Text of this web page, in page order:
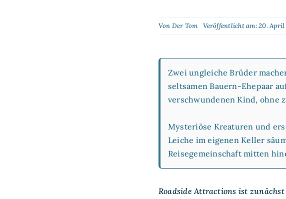
Von Der Tom Veröffentlicht am: 20. April
Zwei ungleiche Brüder
seltsamen Bauern-Ehepaar
verschwundenen Kind, ohne
Mysteriöse Kreaturen und
Leiche im eigenen Keller
Reisegemeinschaft mitten
Roadside Attractions ist zunächst